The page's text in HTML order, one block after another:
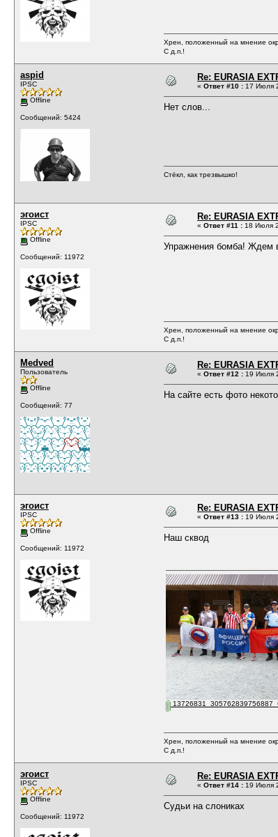
Хрен, положенный на мнение
С д.п.!
aspid
IPSC
Offline
Сообщений: 5424
Re: EURASIA
« Ответ #10 : 17 Июля
Нет слов...
Стёкл, как трезвышко!
эгоист
IPSC
Offline
Сообщений: 11972
Re: EURASIA
« Ответ #11 : 18 Июля
Упражнения бомба! Ждем
Хрен, положенный на мнение
С д.п.!
Medved
Пользователь
Offline
Сообщений: 77
Re: EURASIA
« Ответ #12 : 19 Июля
На сайте есть фото
эгоист
IPSC
Offline
Сообщений: 11972
Re: EURASIA
« Ответ #13 : 19 Июля
Наш сквод
Хрен, положенный на мнение
С д.п.!
эгоист
IPSC
Offline
Сообщений: 11972
Re: EURASIA
« Ответ #14 : 19 Июля
Судьи на слониках